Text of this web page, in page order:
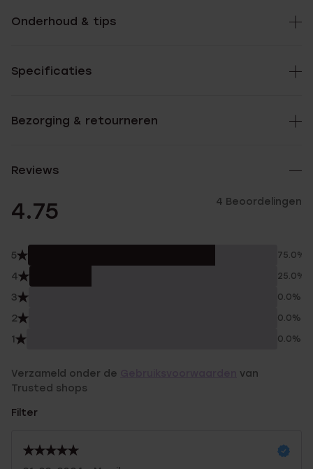
Onderhoud & tips
Specificaties
Bezorging & retourneren
Reviews
4.75 4 Beoordelingen
5 75.0%
4 25.0%
3 0.0%
2 0.0%
1 0.0%
Verzameld onder de
van
Trusted shops
Filter